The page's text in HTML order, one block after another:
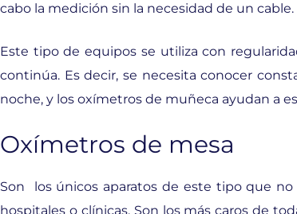
cabo la medición sin la necesidad de un cable.
Este tipo de equipos se utiliza con
continúa. Es decir, se necesita conocer
noche, y los oxímetros de muñeca ayudan a
Oxímetros de mesa
Son los únicos aparatos de este tipo que
hospitales o clínicas. Son los más caros de